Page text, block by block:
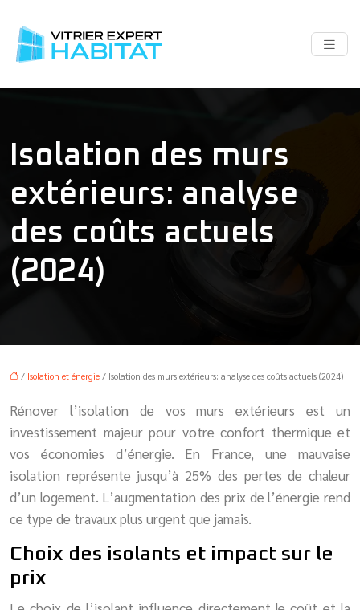
Isolation des murs
extérieurs: analyse
des coûts actuels
(2024)
/ Isolation et énergie / Isolation des murs extérieurs: analyse des coûts actuels (2024)
Rénover l’isolation de vos murs extérieurs est un
investissement majeur pour votre confort thermique et
vos économies d’énergie. En France, une mauvaise
isolation représente jusqu’à 25% des pertes de chaleur
d’un logement. L’augmentation des prix de l’énergie rend
ce type de travaux plus urgent que jamais.
Choix des isolants et impact sur le
prix